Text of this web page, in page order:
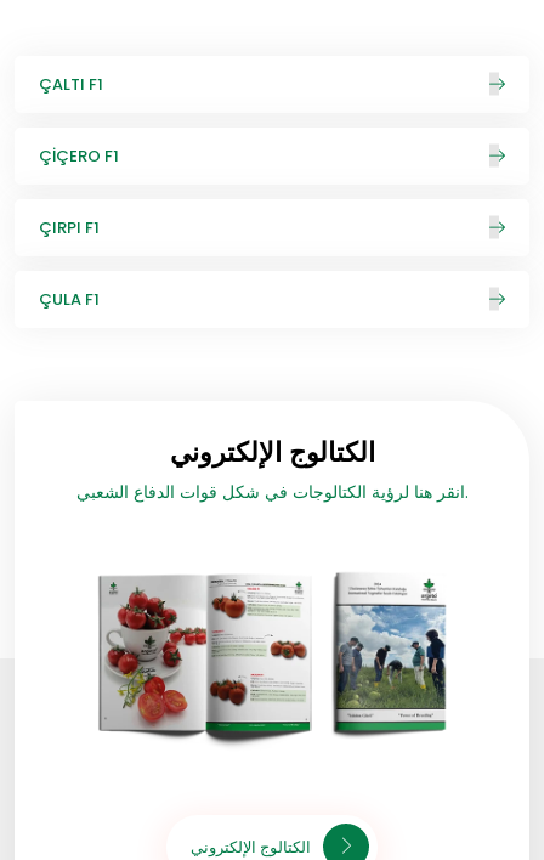
ÇALTI F1
ÇİÇERO F1
ÇIRPI F1
ÇULA F1
الكتالوج الإلكتروني
انقر هنا لرؤية الكتالوجات في شكل قوات الدفاع الشعبي.
الكتالوج الإلكتروني